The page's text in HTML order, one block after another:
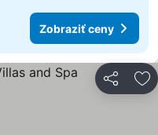
Zobraziť ceny
Zdieľať